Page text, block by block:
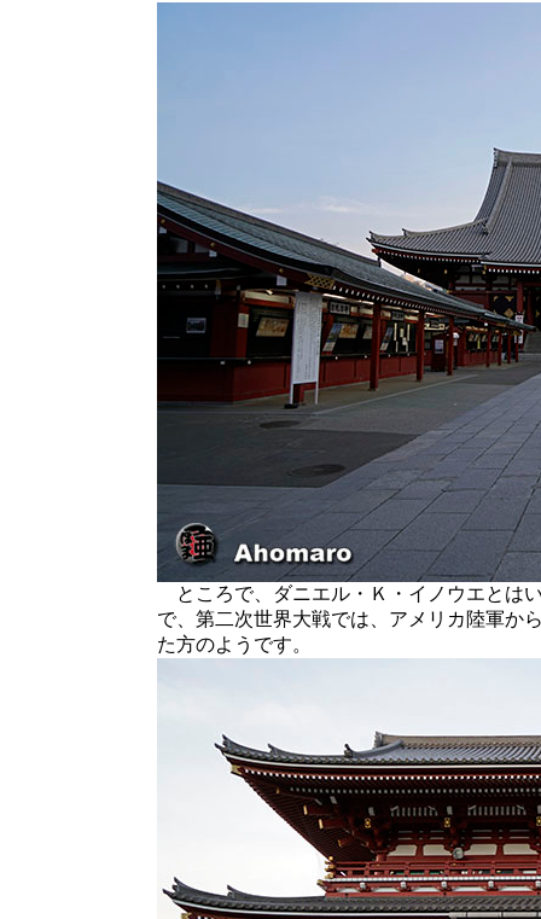
ところで、ダニエル・Ｋ・イノウエとは
で、第二次世界大戦では、アメリカ陸軍か
た方のようです。